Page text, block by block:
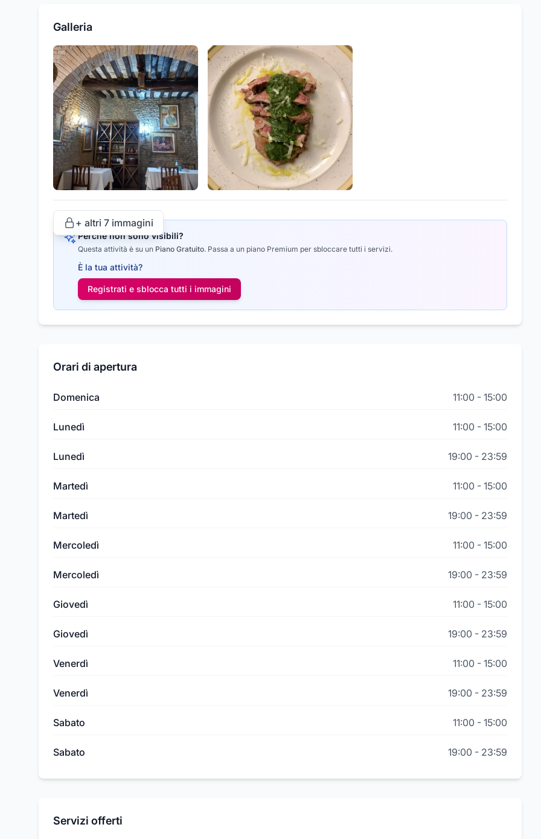
Galleria
+ altri 7 immagini
Perché non sono visibili?
Questa attività è su un Piano Gratuito. Passa a un piano Premium per sbloccare tutti i servizi.
È la tua attività?
Registrati e sblocca tutti i immagini
Orari di apertura
Domenica 11:00 - 15:00
Lunedì 11:00 - 15:00
Lunedì 19:00 - 23:59
Martedì 11:00 - 15:00
Martedì 19:00 - 23:59
Mercoledì 11:00 - 15:00
Mercoledì 19:00 - 23:59
Giovedì 11:00 - 15:00
Giovedì 19:00 - 23:59
Venerdì 11:00 - 15:00
Venerdì 19:00 - 23:59
Sabato 11:00 - 15:00
Sabato 19:00 - 23:59
Servizi offerti